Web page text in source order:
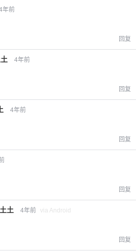
年前
回复
4年前
回复
4年前
回复
回复
土 4年前 via Android
回复